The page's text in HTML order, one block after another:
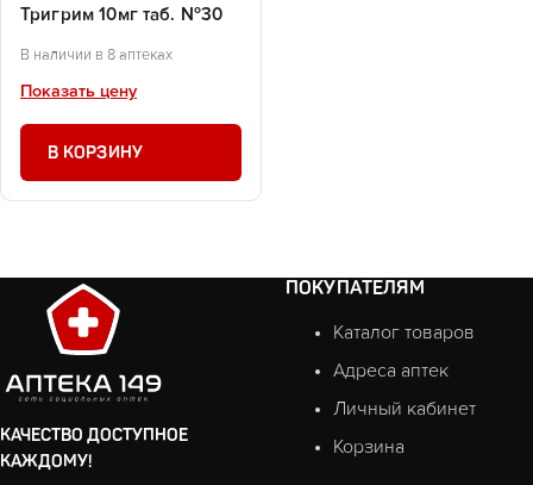
Тригрим 10мг таб. №30
В наличии в 8 аптеках
Показать цену
В КОРЗИНУ
КАЧЕСТВО ДОСТУПНОЕ
КАЖДОМУ!
ПОКУПАТЕЛЯМ
Каталог товаров
Адреса аптек
Личный кабинет
Корзина